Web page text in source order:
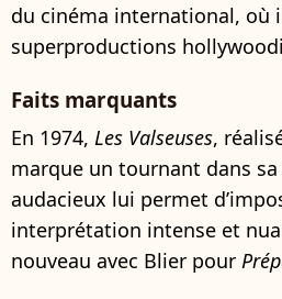
du cinéma international, où
superproductions
Faits marquants
En 1974, Les Valseuses,
marque un tournant dans
audacieux lui permet
interprétation intense et
nouveau avec Blier pour